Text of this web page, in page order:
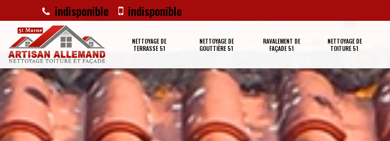
indisponible indisponible
NETTOYAGE DE
TERRASSE 51
NETTOYAGE DE
GOUTTIÈRE 51
RAVALEMENT DE
FAÇADE 51
NETTOYAGE DE
TOITURE 51